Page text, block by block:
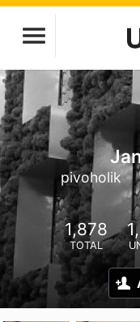
pivoholik
1,878
TOTAL